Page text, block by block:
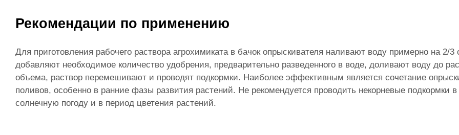
Рекомендации по применению
Для приготовления рабочего раствора агрохимиката в бачок опрыскивателя наливают воду примерно на 2/3
добавляют необходимое количество удобрения, предварительно разведенного в воде, доливают воду до
объема, раствор перемешивают и проводят подкормки. Наиболее эффективным является сочетание
поливов, особенно в ранние фазы развития растений. Не рекомендуется проводить некорневые подкормки
солнечную погоду и в период цветения растений.